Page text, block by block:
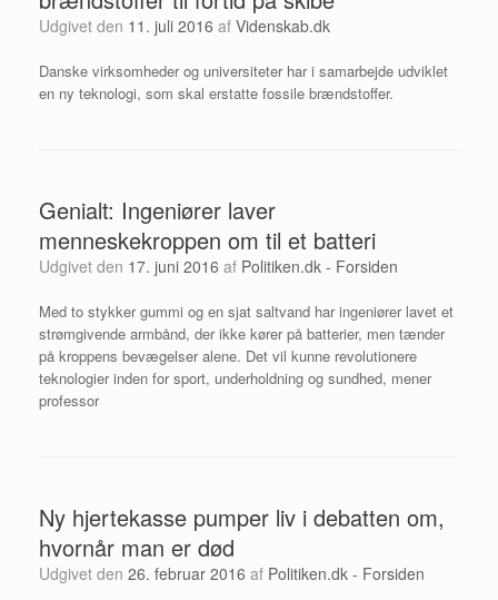
Udgivet den 11. juli 2016 af Videnskab.dk
Danske virksomheder og universiteter har i samarbejde udviklet
en ny teknologi, som skal erstatte fossile brændstoffer.
Genialt: Ingeniører laver
menneskekroppen om til et batteri
Udgivet den 17. juni 2016 af Politiken.dk - Forsiden
Med to stykker gummi og en sjat saltvand har ingeniører lavet et
strømgivende armbånd, der ikke kører på batterier, men tænder
på kroppens bevægelser alene. Det vil kunne revolutionere
teknologier inden for sport, underholdning og sundhed, mener
professor
Ny hjertekasse pumper liv i debatten om,
hvornår man er død
Udgivet den 26. februar 2016 af Politiken.dk - Forsiden